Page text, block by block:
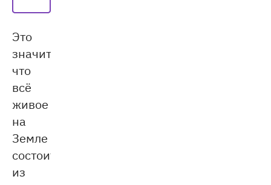
Это
значит,
что
всё
живое
на
Земле
состоит
из